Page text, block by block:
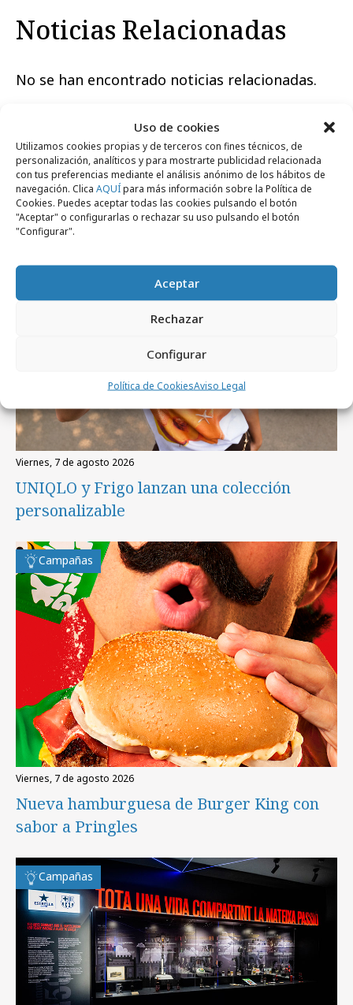
Uso de cookies
Utilizamos cookies propias y de terceros con fines técnicos, de
personalización, analíticos y para mostrarte publicidad relacionada
con tus preferencias mediante el análisis anónimo de los hábitos de
navegación. Clica AQUÍpara más información sobre la Política de
Cookies. Puedes aceptar todas las cookies pulsando el botón
"Aceptar" o configurarlas o rechazar su uso pulsando el botón
"Configurar".
Aceptar
Rechazar
Configurar
Política de CookiesAviso Legal
Noticias Relacionadas
No se han encontrado noticias relacionadas.
Artículos recientes
viernes, 7 de agosto 2026
UNIQLO y Frigo lanzan una colección
personalizable
Campañas
viernes, 7 de agosto 2026
Nueva hamburguesa de Burger King con
sabor a Pringles
Campañas